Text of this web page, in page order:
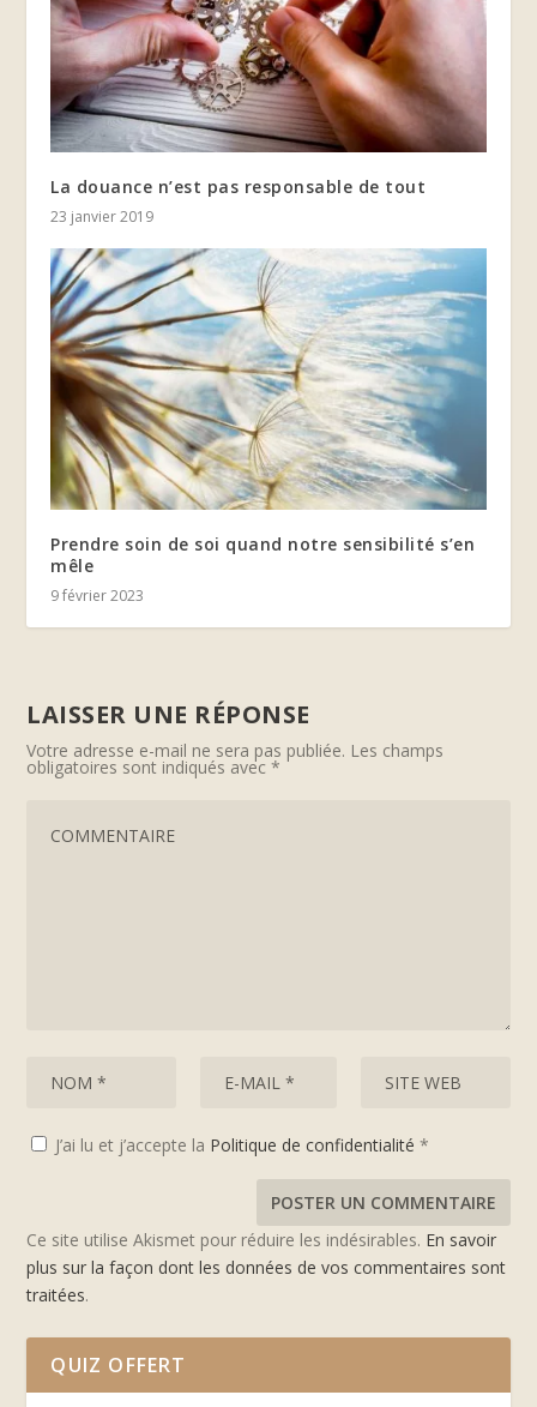
La douance n’est pas responsable de tout
23 janvier 2019
Prendre soin de soi quand notre sensibilité s’en
mêle
9 février 2023
LAISSER UNE RÉPONSE
Votre adresse e-mail ne sera pas publiée. Les champs
obligatoires sont indiqués avec*
J’ai lu et j’accepte la Politique de confidentialité*
Ce site utilise Akismet pour réduire les indésirables. En savoir
plus sur la façon dont les données de vos commentaires sont
traitées.
QUIZ OFFERT